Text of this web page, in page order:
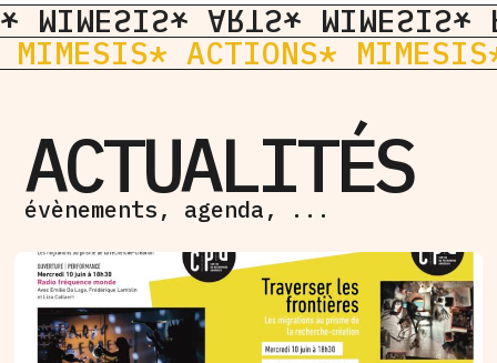
* MIMESIS* ARTS* MIMESIS*
* ACTIONS* MIMESIS
ACTUALITÉS
évènements, agenda, ...